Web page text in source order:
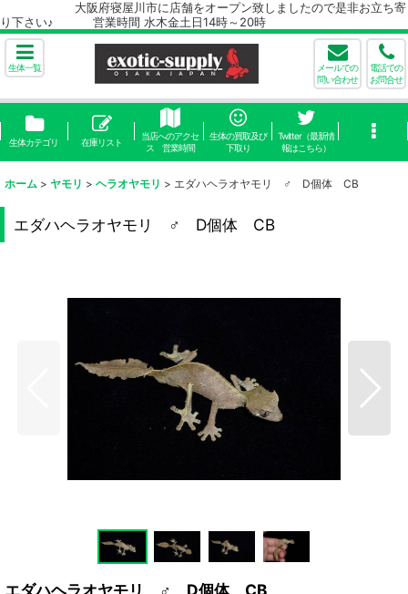
大阪府寝屋川市に店舗をオープン致しましたので是非お立ち寄
り下さい♪ 営業時間 水木金土日14時～20時
生体一覧
メールでの
問い合わせ
電話での
お問合せ
生体カテゴリ 在庫リスト
当店へのアクセ
ス 営業時間
生体の買取及び
下取り
Twitter（最新情
報はこちら）
ホーム > ヤモリ > ヘラオヤモリ > エダハヘラオヤモリ ♂ D個体 CB
エダハヘラオヤモリ ♂ D個体 CB
エダハヘラオヤモリ ♂ D個体 CB